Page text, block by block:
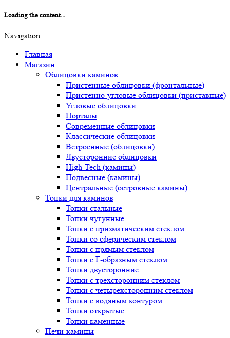
Loading the content...
Navigation
Главная
Магазин
Облицовки каминов
Пристенные облицовки (фронтальные)
Пристенно-угловые облицовки (приставные)
Угловые облицовки
Порталы
Современные облицовки
Классические облицовки
Встроенные (облицовки)
Двусторонние облицовки
High-Tech (камины)
Подвесные (камины)
Центральные (островные камины)
Топки для каминов
Топки стальные
Топки чугунные
Топки с призматическим стеклом
Топки со сферическим стеклом
Топки с прямым стеклом
Топки с Г-образным стеклом
Топки двусторонние
Топки с трехсторонним стеклом
Топки с четырехсторонним стеклом
Топки с водяным контуром
Топки открытые
Топки каменные
Печи-камины